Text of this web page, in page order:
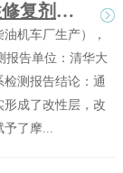
清华大学 摩圣—摩擦表面原位改性修复剂（PBC）作用分析试验报告之三
机车厂生产），
报告单位：清华大
测报告结论：通
成了改性层，改
予了摩...